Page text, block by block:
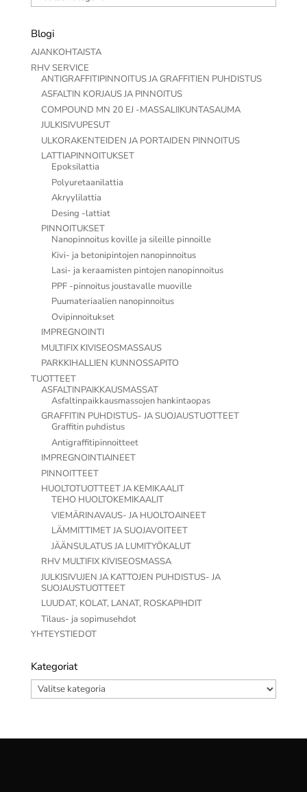
Blogi
AJANKOHTAISTA
RHV SERVICE
ANTIGRAFFITIPINNOITUS JA GRAFFITIEN PUHDISTUS
ASFALTIN KORJAUS JA PINNOITUS
COMPOUND MN 20 EJ -MASSALIIKUNTASAUMA
JULKISIVUPESUT
ULKORAKENTEIDEN JA PORTAIDEN PINNOITUS
LATTIAPINNOITUKSET
Epoksilattia
Polyuretaanilattia
Akryylilattia
Desing -lattiat
PINNOITUKSET
Nanopinnoitus koville ja sileille pinnoille
Kivi- ja betonipintojen nanopinnoitus
Lasi- ja keraamisten pintojen nanopinnoitus
PPF -pinnoitus joustavalle muoville
Puumateriaalien nanopinnoitus
Ovipinnoitukset
IMPREGNOINTI
MULTIFIX KIVISEOSMASSAUS
PARKKIHALLIEN KUNNOSSAPITO
TUOTTEET
ASFALTINPAIKKAUSMASSAT
Asfaltinpaikkausmassojen hankintaopas
GRAFFITIN PUHDISTUS- JA SUOJAUSTUOTTEET
Graffitin puhdistus
Antigraffitipinnoitteet
IMPREGNOINTIAINEET
PINNOITTEET
HUOLTOTUOTTEET JA KEMIKAALIT
TEHO HUOLTOKEMIKAALIT
VIEMÄRINAVAUS- JA HUOLTOAINEET
LÄMMITTIMET JA SUOJAVOITEET
JÄÄNSULATUS JA LUMITYÖKALUT
RHV MULTIFIX KIVISEOSMASSA
JULKISIVUJEN JA KATTOJEN PUHDISTUS- JA
SUOJAUSTUOTTEET
LUUDAT, KOLAT, LANAT, ROSKAPIHDIT
Tilaus- ja sopimusehdot
YHTEYSTIEDOT
Kategoriat
Kategoriat